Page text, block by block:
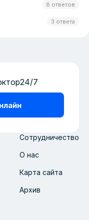
8 ответов
3 ответа
Сотрудничество
О нас
Карта сайта
Архив
7